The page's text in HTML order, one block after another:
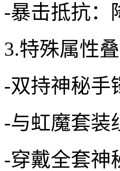
-暴击抵抗：
3.特殊属性
-双持神秘手
-与虹魔套装
-穿戴全套神